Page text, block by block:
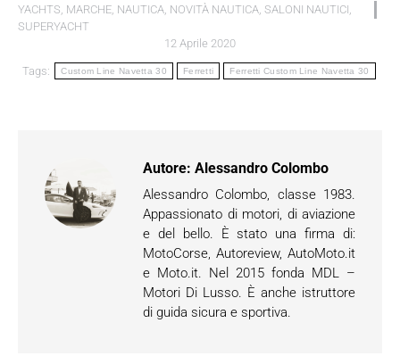
YACHTS, MARCHE, NAUTICA, NOVITÀ NAUTICA, SALONI NAUTICI,
SUPERYACHT
12 Aprile 2020
Tags: Custom Line Navetta 30 Ferretti Ferretti Custom Line Navetta 30
Autore: Alessandro Colombo
Alessandro Colombo, classe 1983.
Appassionato di motori, di aviazione
e del bello. È stato una firma di:
MotoCorse, Autoreview, AutoMoto.it
e Moto.it. Nel 2015 fonda MDL –
Motori Di Lusso. È anche istruttore
di guida sicura e sportiva.